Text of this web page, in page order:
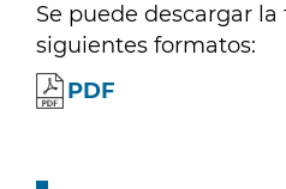
Se puede descargar
siguientes formatos:
PDF